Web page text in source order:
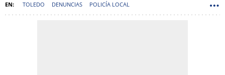
TOLEDO DENUNCIAS POLICÍA LOCAL